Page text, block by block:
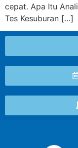
cepat. Apa Itu
Tes Kesuburan […]